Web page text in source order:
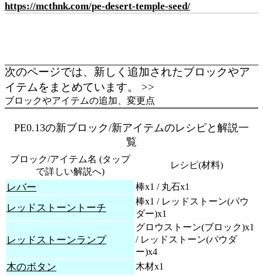
https://mcthnk.com/pe-desert-temple-seed/
次のページでは、新しく追加されたブロックやア
イテムをまとめています。 >>
ブロックやアイテムの追加、変更点
PE0.13の新ブロック/新アイテムのレシピと解説一
覧
ブロック/アイテム名 (タップ
で詳しい解説へ)
レシピ(材料)
レバー 棒x1 / 丸石x1
レッドストーントーチ
棒x1 / レッドストーン(パウ
ダー)x1
レッドストーンランプ
グロウストーン(ブロック)x1
/ レッドストーン(パウダ
ー)x4
木のボタン 木材x1